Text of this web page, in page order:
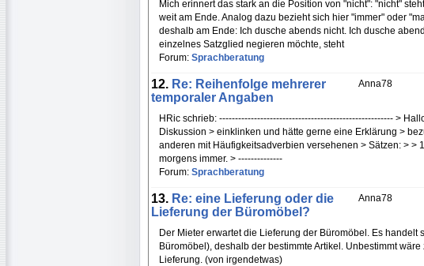
Mich erinnert das stark an die Position von "nicht": "nicht"
weit am Ende. Analog dazu bezieht sich hier "immer" oder
deshalb am Ende: Ich dusche abends nicht. Ich dusche
einzelnes Satzglied negieren möchte, steht
Forum: Sprachberatung
Anna78
12. Re: Reihenfolge mehrerer
temporaler Angaben
HRic schrieb: ------------------------------------------------------- >
Diskussion > einklinken und hätte gerne eine Erklärung >
anderen mit Häufigkeitsadverbien versehenen > Sätzen: > >
morgens immer. > --------------
Forum: Sprachberatung
Anna78
13. Re: eine Lieferung oder die
Lieferung der Büromöbel?
Der Mieter erwartet die Lieferung der Büromöbel. Es
Büromöbel), deshalb der bestimmte Artikel. Unbestimmt
Lieferung. (von irgendetwas)